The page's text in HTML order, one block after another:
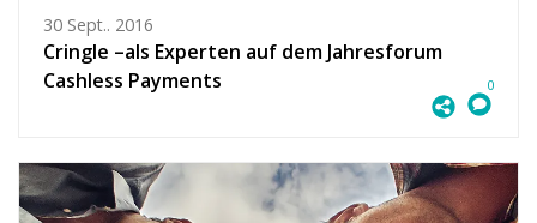
30 Sept.. 2016
Cringle –als Experten auf dem Jahresforum
Cashless Payments
0